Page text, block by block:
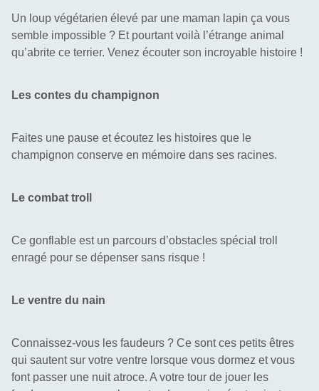
Un loup végétarien élevé par une maman lapin ça vous
semble impossible ? Et pourtant voilà l’étrange animal
qu’abrite ce terrier. Venez écouter son incroyable histoire !
Les contes du champignon
Faites une pause et écoutez les histoires que le
champignon conserve en mémoire dans ses racines.
Le combat troll
Ce gonflable est un parcours d’obstacles spécial troll
enragé pour se dépenser sans risque !
Le ventre du nain
Connaissez-vous les faudeurs ? Ce sont ces petits êtres
qui sautent sur votre ventre lorsque vous dormez et vous
font passer une nuit atroce. A votre tour de jouer les